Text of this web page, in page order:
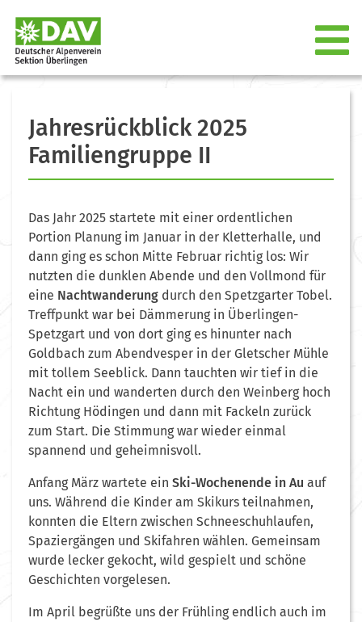
Jahresrückblick 2025
Familiengruppe II
Das Jahr 2025 startete mit einer ordentlichen
Portion Planung im Januar in der Kletterhalle, und
dann ging es schon Mitte Februar richtig los: Wir
nutzten die dunklen Abende und den Vollmond für
eine Nachtwanderung durch den Spetzgarter Tobel.
Treffpunkt war bei Dämmerung in Überlingen-
Spetzgart und von dort ging es hinunter nach
Goldbach zum Abendvesper in der Gletscher Mühle
mit tollem Seeblick. Dann tauchten wir tief in die
Nacht ein und wanderten durch den Weinberg hoch
Richtung Hödingen und dann mit Fackeln zurück
zum Start. Die Stimmung war wieder einmal
spannend und geheimnisvoll.
Anfang März wartete ein Ski-Wochenende in Au auf
uns. Während die Kinder am Skikurs teilnahmen,
konnten die Eltern zwischen Schneeschuhlaufen,
Spaziergängen und Skifahren wählen. Gemeinsam
wurde lecker gekocht, wild gespielt und schöne
Geschichten vorgelesen.
Im April begrüßte uns der Frühling endlich auch im